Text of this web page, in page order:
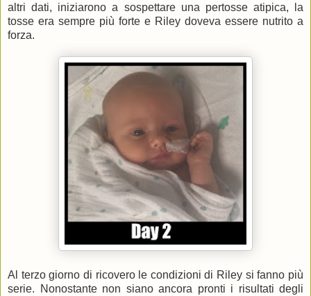
altri dati, iniziarono a sospettare una pertosse atipica, la
tosse era sempre più forte e Riley doveva essere nutrito a
forza.
Al terzo giorno di ricovero le condizioni di Riley si fanno più
serie. Nonostante non siano ancora pronti i risultati degli